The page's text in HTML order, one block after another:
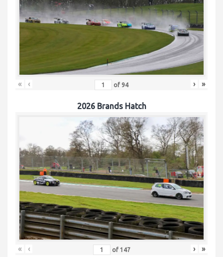
« ‹ of 94 › »
2026 Brands Hatch
« ‹ of 147 › »